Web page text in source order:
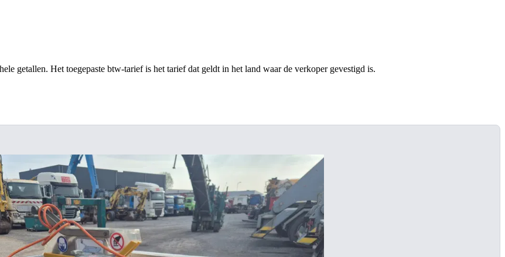
getallen. Het toegepaste btw-tarief is het tarief dat geldt in het land waar de verkoper gevestigd is.